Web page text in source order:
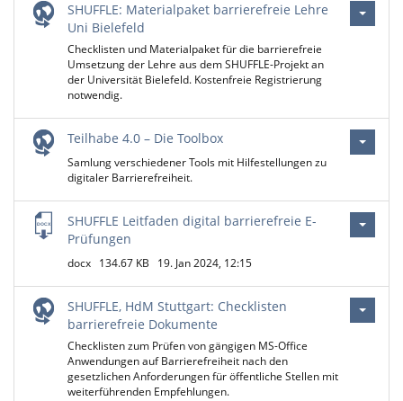
SHUFFLE: Materialpaket barrierefreie Lehre
Uni Bielefeld
Checklisten und Materialpaket für die barrierefreie
Umsetzung der Lehre aus dem SHUFFLE-Projekt an
der Universität Bielefeld. Kostenfreie Registrierung
notwendig.
Teilhabe 4.0 – Die Toolbox
Samlung verschiedener Tools mit Hilfestellungen zu
digitaler Barrierefreiheit.
SHUFFLE Leitfaden digital barrierefreie E-
Prüfungen
docx 134.67 KB 19. Jan 2024, 12:15
SHUFFLE, HdM Stuttgart: Checklisten
barrierefreie Dokumente
Checklisten zum Prüfen von gängigen MS-Office
Anwendungen auf Barrierefreiheit nach den
gesetzlichen Anforderungen für öffentliche Stellen mit
weiterführenden Empfehlungen.